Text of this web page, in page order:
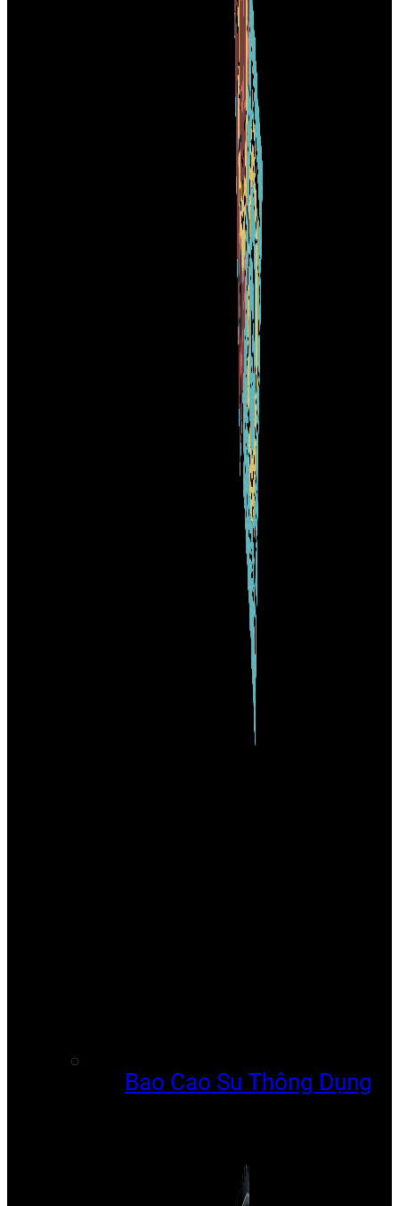
Bao Cao Su Thông Dụng